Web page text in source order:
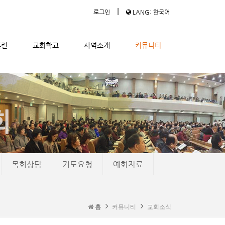
로그인 | LANG: 한국어
교회학교 사역소개 커뮤니티
목회상담 기도요청 예화자료
홈 커뮤니티 교회소식